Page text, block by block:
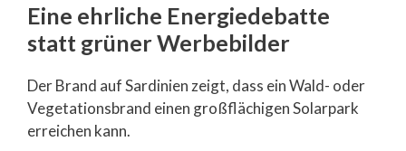
Eine ehrliche Energiedebatte
statt grüner Werbebilder
Der Brand auf Sardinien zeigt, dass ein Wald- oder
Vegetationsbrand einen großflächigen Solarpark
erreichen kann.